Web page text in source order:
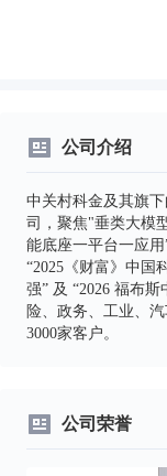
公司介绍
中关村科金及其旗
司，聚焦"垂类大模
能底座一平台一应
“2025《财富》中国
强” 及 “2026 福布
险、政务、工业、
3000家客户。
公司荣誉